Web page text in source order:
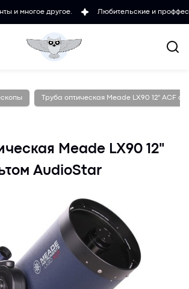
другое. Любительские и
Труба оптическая Meade LX90 12" ACF с
Meade LX90 12"
AudioStar